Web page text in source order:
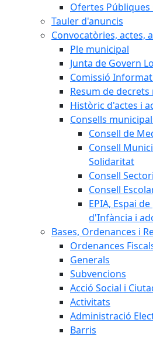
Ofertes Públiques
Tauler d'anuncis
Convocatòries, actes,
Ple municipal
Junta de Govern
Comissió
Resum de
Històric d'actes i
Consells
Consell de
Consell
Solidaritat
Consell
Consell
EPIA, Espai
d'Infància i
Bases, Ordenances i
Ordenances
Generals
Subvencions
Acció Social i
Activitats
Administració
Barris